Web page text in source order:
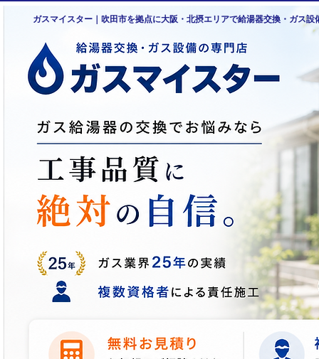
ガスマイスター｜吹田市を拠点に大阪・北摂エリアで給湯器交換・ガス